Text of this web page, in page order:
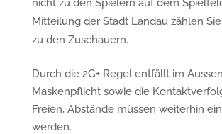
nicht zu den Spielern auf dem
Mitteilung der Stadt Landau zählen
zu den Zuschauern.
Durch die 2G+ Regel entfällt im
Maskenpflicht sowie die
Freien, Abstände müssen weiterhin
werden.